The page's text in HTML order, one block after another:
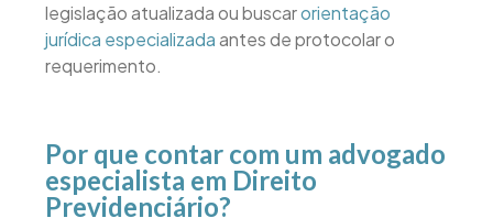
legislação atualizada ou buscarorientação
jurídica especializadaantes de protocolar o
requerimento.
Por que contar com um advogado
especialista em Direito
Previdenciário?